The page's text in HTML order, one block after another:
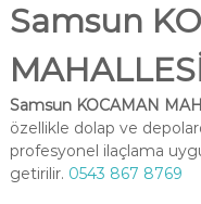
Samsun
Samsun KOCAMAN
özellikle dolap ve
profesyonel ilaçlama
getirilir. 0543 867 8769